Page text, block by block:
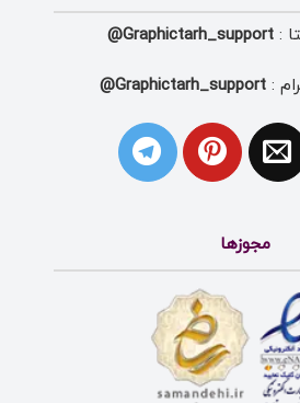
:
Graphictarh_support@
:
Graphictarh_support@
مجوزها